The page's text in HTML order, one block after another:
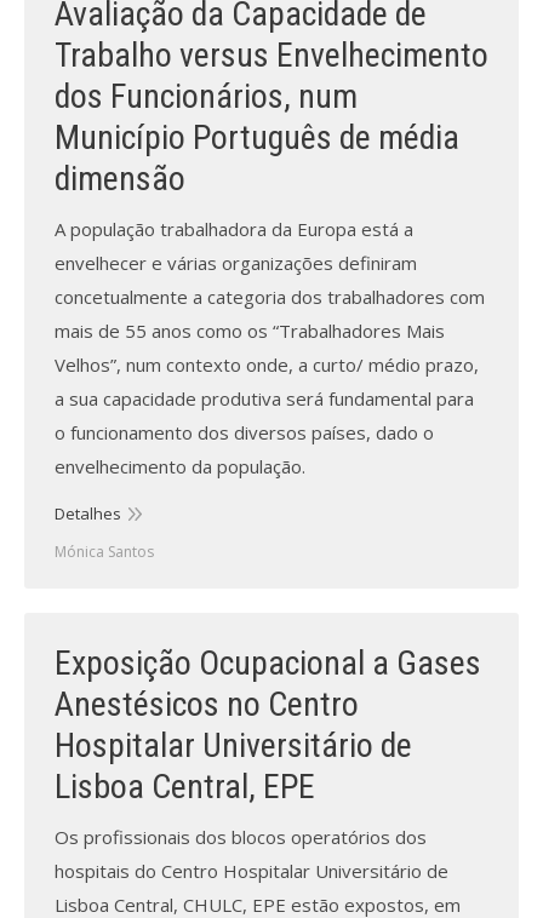
Processo de submissão
Submeta aqui
Bolsa de emprego (oferta/
Sugestões para os Leitores
Investigarem
Congressos
Candidatura a revisor
Contatos
Informações adicionais
Estatísticas da Revista
Ficha técnica
Avaliação da Capacidade de
Trabalho versus Envelhecimento
dos Funcionários, num
Município Português de média
dimensão
A população trabalhadora da Europa está a
envelhecer e várias organizações definiram
concetualmente a categoria dos trabalhadores com
mais de 55 anos como os “Trabalhadores Mais
Velhos”, num contexto onde, a curto/ médio prazo,
a sua capacidade produtiva será fundamental para
o funcionamento dos diversos países, dado o
envelhecimento da população.
Detalhes
Mónica Santos
Exposição Ocupacional a Gases
Anestésicos no Centro
Hospitalar Universitário de
Lisboa Central, EPE
Os profissionais dos blocos operatórios dos
hospitais do Centro Hospitalar Universitário de
Lisboa Central, CHULC, EPE estão expostos, em